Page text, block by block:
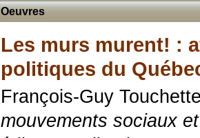
Oeuvres
Les murs murent! :
politiques du
François-Guy
mouvements sociaux